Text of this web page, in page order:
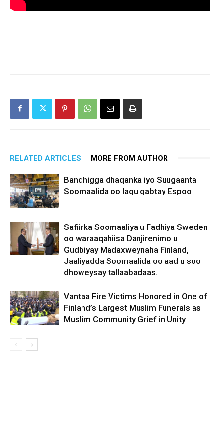
RELATED ARTICLES MORE FROM AUTHOR
Bandhigga dhaqanka iyo Suugaanta
Soomaalida oo lagu qabtay Espoo
Safiirka Soomaaliya u Fadhiya Sweden
oo waraaqahiisa Danjirenimo u
Gudbiyay Madaxweynaha Finland,
Jaaliyadda Soomaalida oo aad u soo
dhoweysay tallaabadaas.
Vantaa Fire Victims Honored in One of
Finland’s Largest Muslim Funerals as
Muslim Community Grief in Unity